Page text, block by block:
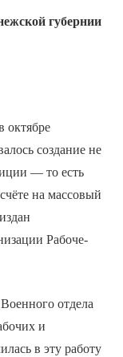
губернии
октябре
создание не
— то есть
на массовый
Рабоче-
отдела
и
в эту работу